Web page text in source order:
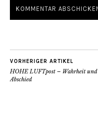
VORHERIGER ARTIKEL
HOHE LUFTpost – Wahrheit und
Abschied